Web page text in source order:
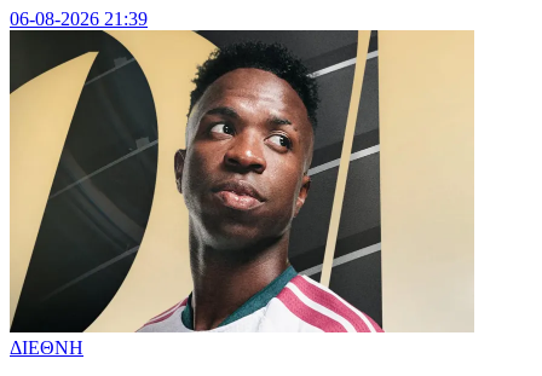
06-08-2026 21:39
ΔΙΕΘΝΗ